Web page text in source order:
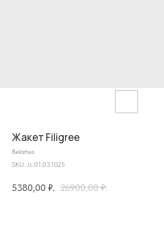
Жакет Filigree
Belartes
SKU: Jc.01.03.1025
5380,00 ₽. 26900,00 ₽.